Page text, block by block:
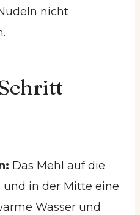
nicht
Das Mehl auf die
in der Mitte eine
Wasser und